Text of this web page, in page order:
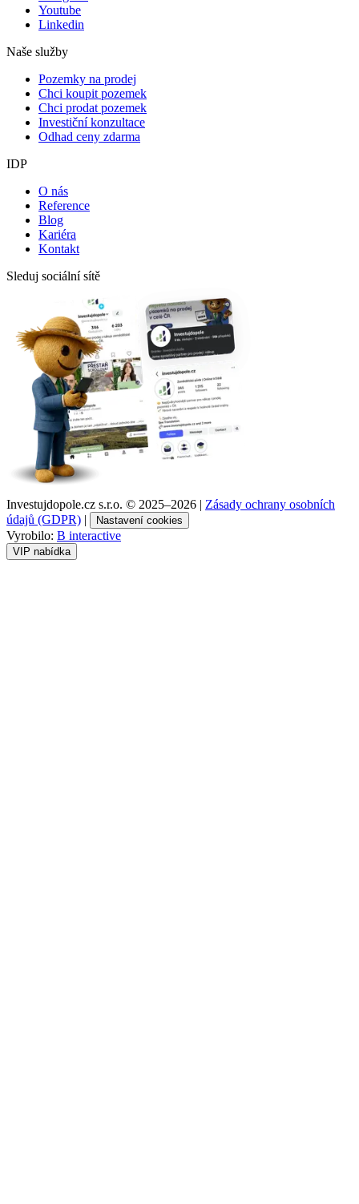
Youtube
Linkedin
Naše služby
Pozemky na prodej
Chci koupit pozemek
Chci prodat pozemek
Investiční konzultace
Odhad ceny zdarma
IDP
O nás
Reference
Blog
Kariéra
Kontakt
Sleduj sociální sítě
Investujdopole.cz s.r.o. © 2025–2026 | Zásady ochrany osobních
údajů (GDPR) | Nastavení cookies
Vyrobilo: B interactive
VIP nabídka